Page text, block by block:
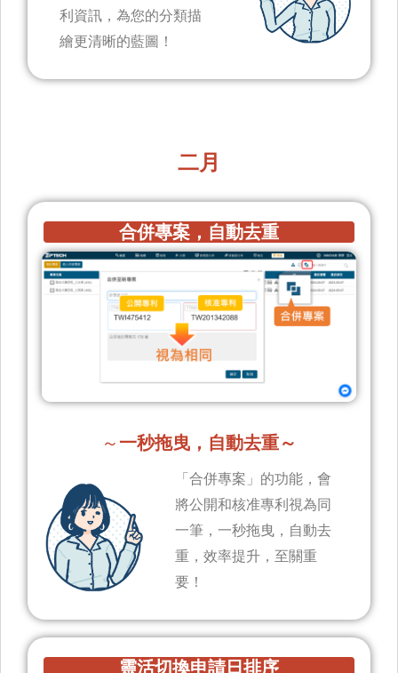
利資訊，為您的分類描
繪更清晰的藍圖！
二月
合併專案，自動去重​
～ 一秒拖曳，自動去重～
「合併專案」的功能，會
將公開和核准專利視為同
一筆，一秒拖曳，自動去
重，效率提升，至關重
要！
靈活切換申請日排序